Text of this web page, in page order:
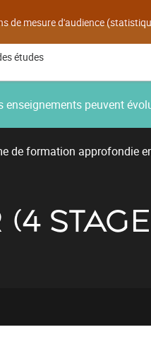
de mesure d'audience
études
peuvent
de formation approfondie